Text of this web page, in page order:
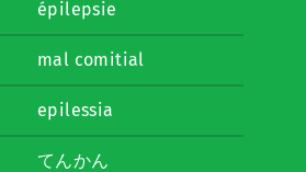
épilepsie
mal comitial
epilessia
てんかん